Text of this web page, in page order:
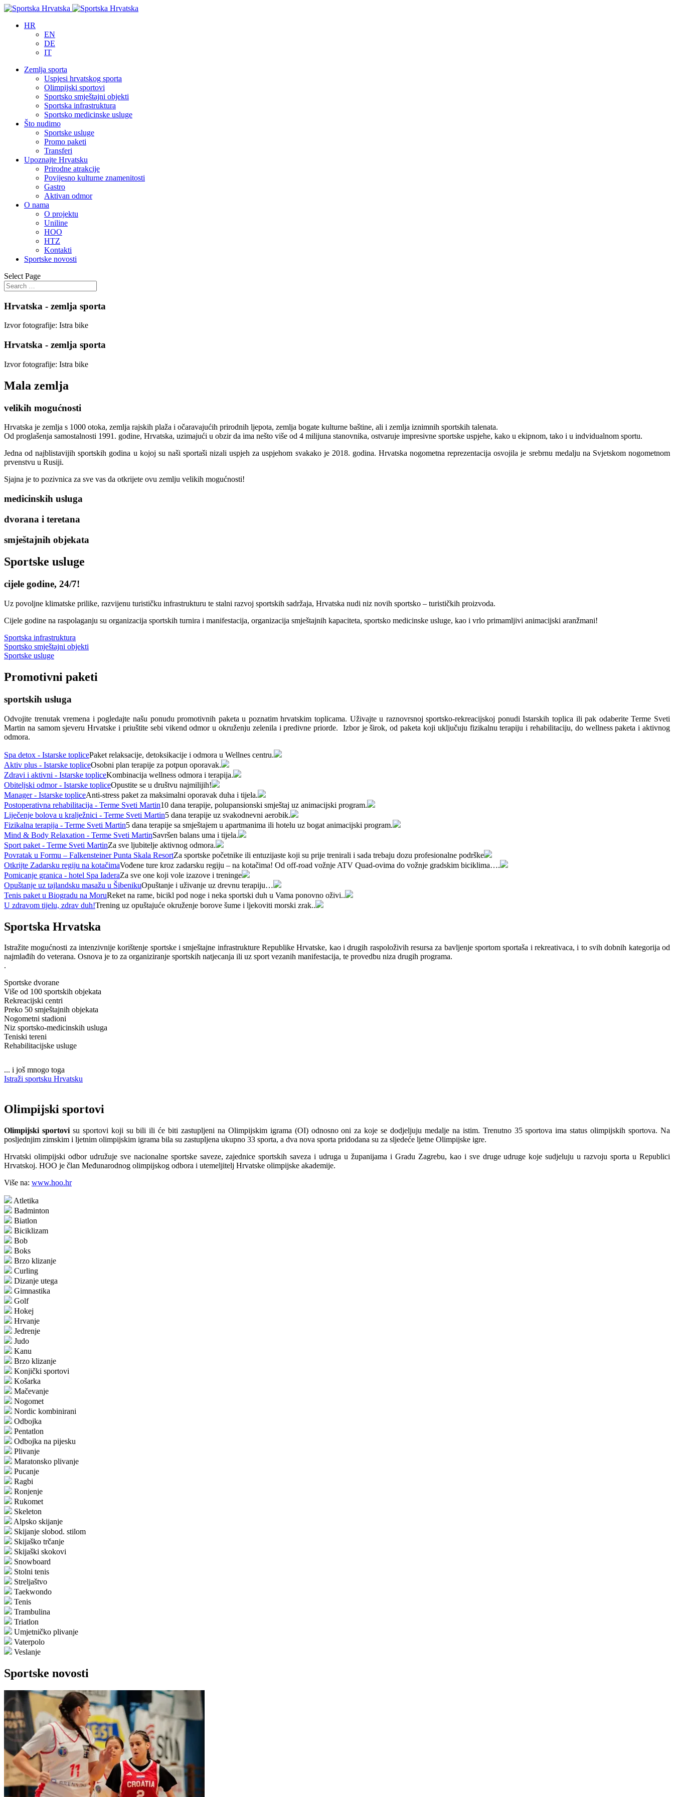
HR
EN
DE
IT
Zemlja sporta
Uspjesi hrvatskog sporta
Olimpijski sportovi
Sportsko smještajni objekti
Sportska infrastruktura
Sportsko medicinske usluge
Što nudimo
Sportske usluge
Promo paketi
Transferi
Upoznajte Hrvatsku
Prirodne atrakcije
Povijesno kulturne znamenitosti
Gastro
Aktivan odmor
O nama
O projektu
Uniline
HOO
HTZ
Kontakti
Sportske novosti
Select Page
Hrvatska - zemlja sporta
Izvor fotografije: Istra bike
Hrvatska - zemlja sporta
Izvor fotografije: Istra bike
Mala zemlja
velikih mogućnosti
Hrvatska je zemlja s 1000 otoka, zemlja rajskih plaža i očaravajućih prirodnih ljepota, zemlja bogate kulturne baštine, ali i zemlja iznimnih sportskih talenata.
Od proglašenja samostalnosti 1991. godine, Hrvatska, uzimajući u obzir da ima nešto više od 4 milijuna stanovnika, ostvaruje impresivne sportske uspjehe, kako u ekipnom, tako i u indvidualnom sportu.
Jedna od najblistavijih sportskih godina u kojoj su naši sportaši nizali uspjeh za uspjehom svakako je 2018. godina. Hrvatska nogometna reprezentacija osvojila je srebrnu medalju na Svjetskom nogometnom
prvenstvu u Rusiji.
Sjajna je to pozivnica za sve vas da otkrijete ovu zemlju velikih mogućnosti!
medicinskih usluga
dvorana i teretana
smještajnih objekata
Sportske usluge
cijele godine, 24/7!
Uz povoljne klimatske prilike, razvijenu turističku infrastrukturu te stalni razvoj sportskih sadržaja, Hrvatska nudi niz novih sportsko – turističkih proizvoda.
Cijele godine na raspolaganju su organizacija sportskih turnira i manifestacija, organizacija smještajnih kapaciteta, sportsko medicinske usluge, kao i vrlo primamljivi animacijski aranžmani!
Sportska infrastruktura
Sportsko smještajni objekti
Sportske usluge
Promotivni paketi
sportskih usluga
Odvojite trenutak vremena i pogledajte našu ponudu promotivnih paketa u poznatim hrvatskim toplicama. Uživajte u raznovrsnoj sportsko-rekreacijskoj ponudi Istarskih toplica ili pak odaberite Terme Sveti
Martin na samom sjeveru Hrvatske i priuštite sebi vikend odmor u okruženju zelenila i predivne priorde. Izbor je širok, od paketa koji uključuju fizikalnu terapiju i rehabilitaciju, do wellness paketa i aktivnog
odmora.
Spa detox - Istarske toplicePaket relaksacije, detoksikacije i odmora u Wellnes centru.
Aktiv plus - Istarske topliceOsobni plan terapije za potpun oporavak.
Zdravi i aktivni - Istarske topliceKombinacija wellness odmora i terapija.
Obiteljski odmor - Istarske topliceOpustite se u društvu najmilijih!
Manager - Istarske topliceAnti-stress paket za maksimalni oporavak duha i tijela.
Postoperativna rehabilitacija - Terme Sveti Martin10 dana terapije, polupansionski smještaj uz animacijski program.
Liječenje bolova u kralježnici - Terme Sveti Martin5 dana terapije uz svakodnevni aerobik.
Fizikalna terapija - Terme Sveti Martin5 dana terapije sa smještajem u apartmanima ili hotelu uz bogat animacijski program.
Mind & Body Relaxation - Terme Sveti MartinSavršen balans uma i tijela.
Sport paket - Terme Sveti MartinZa sve ljubitelje aktivnog odmora.
Povratak u Formu – Falkensteiner Punta Skala ResortZa sportske početnike ili entuzijaste koji su prije trenirali i sada trebaju dozu profesionalne podrške
Otkrijte Zadarsku regiju na kotačimaVođene ture kroz zadarsku regiju – na kotačima! Od off-road vožnje ATV Quad-ovima do vožnje gradskim biciklima….
Pomicanje granica - hotel Spa IaderaZa sve one koji vole izazove i treninge
Opuštanje uz tajlandsku masažu u ŠibenikuOpuštanje i uživanje uz drevnu terapiju…
Tenis paket u Biogradu na MoruReket na rame, bicikl pod noge i neka sportski duh u Vama ponovno oživi..
U zdravom tijelu, zdrav duh!Trening uz opuštajuće okruženje borove šume i ljekoviti morski zrak..
Sportska Hrvatska
Istražite mogućnosti za intenzivnije korištenje sportske i smještajne infrastrukture Republike Hrvatske, kao i drugih raspoloživih resursa za bavljenje sportom sportaša i rekreativaca, i to svih dobnih kategorija od
najmlađih do veterana. Osnova je to za organiziranje sportskih natjecanja ili uz sport vezanih manifestacija, te provedbu niza drugih programa.
.
Sportske dvorane
Više od 100 sportskih objekata
Rekreacijski centri
Preko 50 smještajnih objekata
Nogometni stadioni
Niz sportsko-medicinskih usluga
Teniski tereni
Rehabilitacijske usluge
... i još mnogo toga
Istraži sportsku Hrvatsku
Olimpijski sportovi
Olimpijski sportovisu sportovi koji su bili ili će biti zastupljeni na Olimpijskim igrama (OI) odnosno oni za koje se dodjeljuju medalje na istim. Trenutno 35 sportova ima status olimpijskih sportova. Na
posljednjim zimskim i ljetnim olimpijskim igrama bila su zastupljena ukupno 33 sporta, a dva nova sporta pridodana su za sljedeće ljetne Olimpijske igre.
Hrvatski olimpijski odbor udružuje sve nacionalne sportske saveze, zajednice sportskih saveza i udruga u županijama i Gradu Zagrebu, kao i sve druge udruge koje sudjeluju u razvoju sporta u Republici
Hrvatskoj. HOO je član Međunarodnog olimpijskog odbora i utemeljitelj Hrvatske olimpijske akademije.
Više na: www.hoo.hr
Atletika
Badminton
Biatlon
Biciklizam
Bob
Boks
Brzo klizanje
Curling
Dizanje utega
Gimnastika
Golf
Hokej
Hrvanje
Jedrenje
Judo
Kanu
Brzo klizanje
Konjički sportovi
Košarka
Mačevanje
Nogomet
Nordic kombinirani
Odbojka
Pentatlon
Odbojka na pijesku
Plivanje
Maratonsko plivanje
Pucanje
Ragbi
Ronjenje
Rukomet
Skeleton
Alpsko skijanje
Skijanje slobod. stilom
Skijaško trčanje
Skijaški skokovi
Snowboard
Stolni tenis
Streljaštvo
Taekwondo
Tenis
Trambulina
Triatlon
Umjetničko plivanje
Vaterpolo
Veslanje
Sportske novosti